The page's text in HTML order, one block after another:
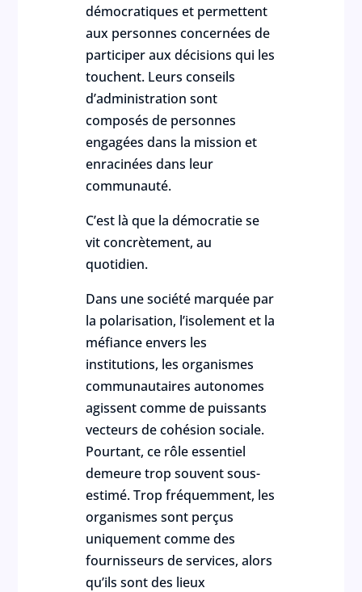
démocratiques et permettent
aux personnes concernées de
participer aux décisions qui les
touchent. Leurs conseils
d’administration sont
composés de personnes
engagées dans la mission et
enracinées dans leur
communauté.
C’est là que la démocratie se
vit concrètement, au
quotidien.
Dans une société marquée par
la polarisation, l’isolement et la
méfiance envers les
institutions, les organismes
communautaires autonomes
agissent comme de puissants
vecteurs de cohésion sociale.
Pourtant, ce rôle essentiel
demeure trop souvent sous-
estimé. Trop fréquemment, les
organismes sont perçus
uniquement comme des
fournisseurs de services, alors
qu’ils sont des lieux